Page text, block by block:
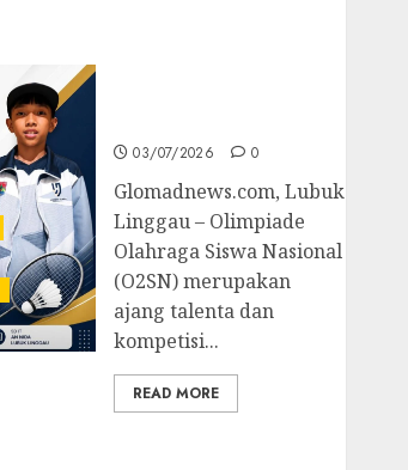
03/07/2026 0
Glomadnews.com, Lubuk
Linggau – Olimpiade
Olahraga Siswa Nasional
(O2SN) merupakan
ajang talenta dan
kompetisi...
READ MORE